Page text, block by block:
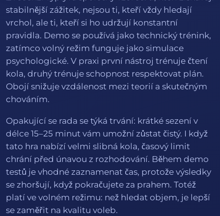
stabilnější zážitek, nejsou ti, kteří vždy hledají
vrchol, ale ti, kteří si ho udržují konstantní
pravidla. Demo se používá jako technický trénink,
zatímco volný režim funguje jako simulace
psychologické. V praxi první nástroj trénuje čtení
kola, druhý trénuje schopnost respektovat plán.
Obojí snižuje vzdálenost mezi teorií a skutečným
chováním.
Opakující se rada se týká trvání: krátké sezení v
délce 15–25 minut vám umožní zůstat čistý. I když
tato hra nabízí velmi slibná kola, časový limit
chrání před únavou z rozhodování. Během demo
testů je vhodné zaznamenat čas, protože výsledky
se zhoršují, když pokračujete za prahem. Totéž
platí ve volném režimu: než hledat objem, je lepší
se zaměřit na kvalitu voleb.